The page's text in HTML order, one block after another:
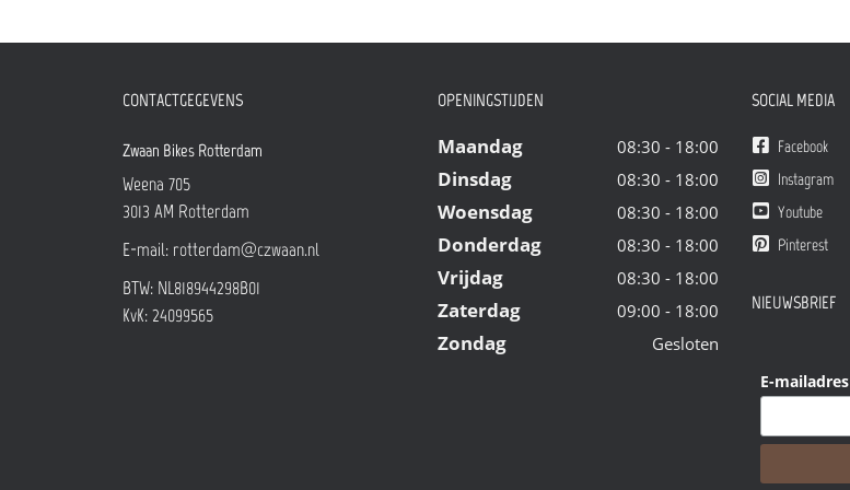
CONTACTGEGEVENS
Zwaan Bikes Rotterdam
Weena 705
3013 AM Rotterdam
E-mail: rotterdam@czwaan.nl
BTW: NL818944298B01
KvK: 24099565
OPENINGSTIJDEN
Maandag 08:30 - 18:00
Dinsdag 08:30 - 18:00
Woensdag 08:30 - 18:00
Donderdag 08:30 - 18:00
Vrijdag 08:30 - 18:00
Zaterdag 09:00 - 18:00
Zondag Gesloten
SOCIAL MEDIA
Facebook
Instagram
Youtube
Pinterest
NIEUWSBRIEF
E-mailadres